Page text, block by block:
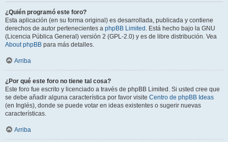
¿Quién programó este foro?
Esta aplicación (en su forma original) es desarrollada, publicada y contiene
derechos de autor pertenecientes a phpBB Limited . Está hecho bajo la GNU
(Licencia Pública General) versión 2 (GPL-2.0) y es de libre distribución. Vea
About phpBB para más detalles.
Arriba
¿Por qué este foro no tiene tal cosa?
Este foro fue escrito y licenciado a través de phpBB Limited. Si usted cree que
se debe añadir alguna característica por favor visite Centro de phpBB Ideas
(en Inglés), donde se puede votar en ideas existentes o sugerir nuevas
características.
Arriba